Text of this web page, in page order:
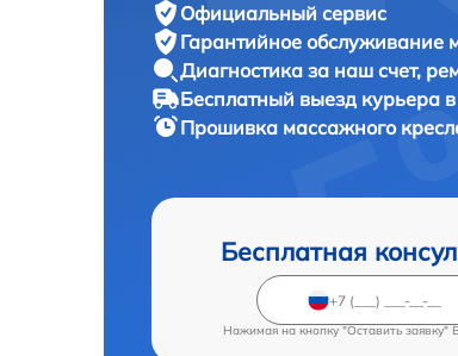
Официальный сервис
Гарантийное обслуживание
Диагностика за наш счет,
Бесплатный выезд курьера
Прошивка массажного
Бесплатная
Нажимая на кнопку "Оставить заявку"